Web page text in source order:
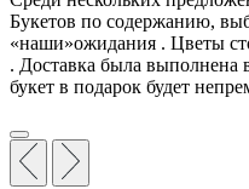
Букетов по содержанию,
«наши»ожидания . Цветы
. Доставка была выполнена
букет в подарок будет